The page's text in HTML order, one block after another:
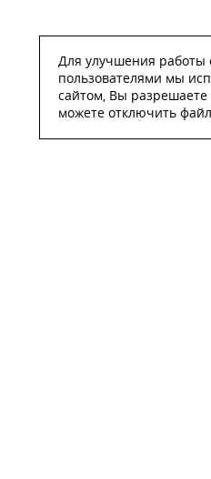
Для улучшения работы
пользователями мы
сайтом, Вы разрешаете
можете отключить